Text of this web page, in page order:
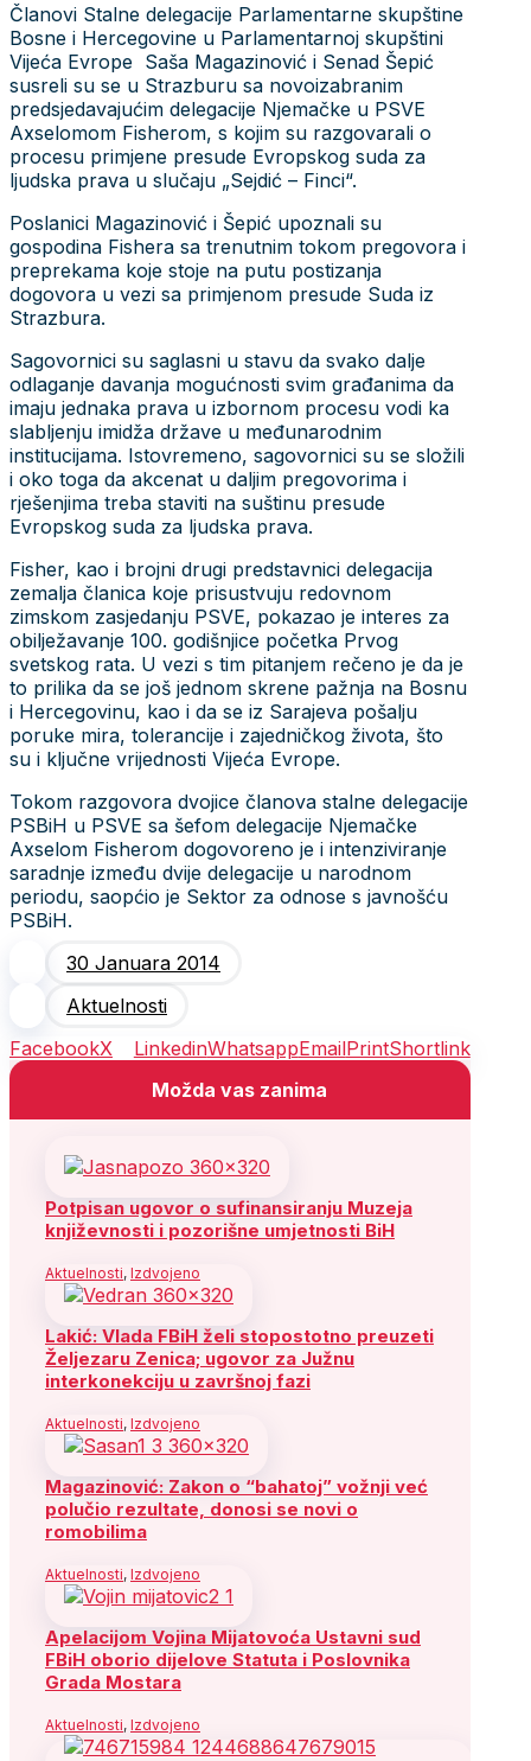
Članovi Stalne delegacije Parlamentarne skupštine
Bosne i Hercegovine u Parlamentarnoj skupštini
Vijeća Evrope Saša Magazinović i Senad Šepić
susreli su se u Strazburu sa novoizabranim
predsjedavajućim delegacije Njemačke u PSVE
Axselomom Fisherom, s kojim su razgovarali o
procesu primjene presude Evropskog suda za
ljudska prava u slučaju „Sejdić – Finci“.
Poslanici Magazinović i Šepić upoznali su
gospodina Fishera sa trenutnim tokom pregovora i
preprekama koje stoje na putu postizanja
dogovora u vezi sa primjenom presude Suda iz
Strazbura.
Sagovornici su saglasni u stavu da svako dalje
odlaganje davanja mogućnosti svim građanima da
imaju jednaka prava u izbornom procesu vodi ka
slabljenju imidža države u međunarodnim
institucijama. Istovremeno, sagovornici su se složili
i oko toga da akcenat u daljim pregovorima i
rješenjima treba staviti na suštinu presude
Evropskog suda za ljudska prava.
Fisher, kao i brojni drugi predstavnici delegacija
zemalja članica koje prisustvuju redovnom
zimskom zasjedanju PSVE, pokazao je interes za
obilježavanje 100. godišnjice početka Prvog
svetskog rata. U vezi s tim pitanjem rečeno je da je
to prilika da se još jednom skrene pažnja na Bosnu
i Hercegovinu, kao i da se iz Sarajeva pošalju
poruke mira, tolerancije i zajedničkog života, što
su i ključne vrijednosti Vijeća Evrope.
Tokom razgovora dvojice članova stalne delegacije
PSBiH u PSVE sa šefom delegacije Njemačke
Axselom Fisherom dogovoreno je i intenziviranje
saradnje između dvije delegacije u narodnom
periodu, saopćio je Sektor za odnose s javnošću
PSBiH.
30 Januara 2014
Aktuelnosti
FacebookX LinkedinWhatsappEmailPrintShortlink
Možda vas zanima
Potpisan ugovor o sufinansiranju Muzeja
književnosti i pozorišne umjetnosti BiH
Aktuelnosti, Izdvojeno
Lakić: Vlada FBiH želi stopostotno preuzeti
Željezaru Zenica; ugovor za Južnu
interkonekciju u završnoj fazi
Aktuelnosti, Izdvojeno
Magazinović: Zakon o “bahatoj” vožnji već
polučio rezultate, donosi se novi o
romobilima
Aktuelnosti, Izdvojeno
Apelacijom Vojina Mijatovoća Ustavni sud
FBiH oborio dijelove Statuta i Poslovnika
Grada Mostara
Aktuelnosti, Izdvojeno